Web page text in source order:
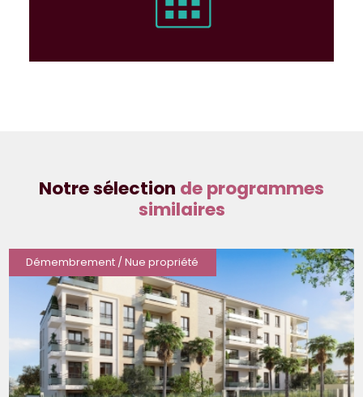
Notre sélection de programmes
similaires
Démembrement / Nue propriété